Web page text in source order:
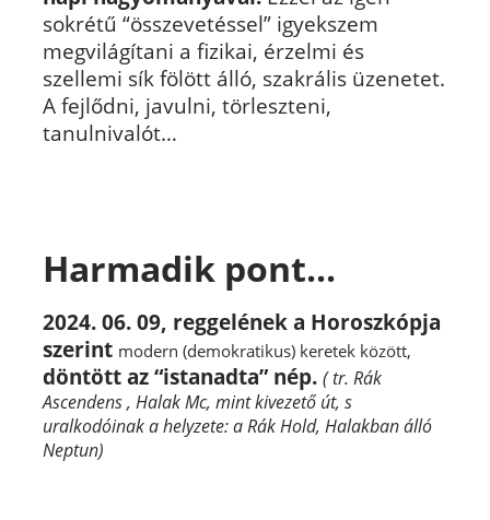
sokrétű “összevetéssel” igyekszem
megvilágítani a fizikai, érzelmi és
szellemi sík fölött álló, szakrális üzenetet.
A fejlődni, javulni, törleszteni,
tanulnivalót…
Harmadik pont...
2024. 06. 09, reggelének a Horoszkópja
szerint modern (demokratikus) keretek között,
döntött az “istanadta” nép. ( tr. Rák
Ascendens , Halak Mc, mint kivezető út, s
uralkodóinak a helyzete: a Rák Hold, Halakban álló
Neptun)